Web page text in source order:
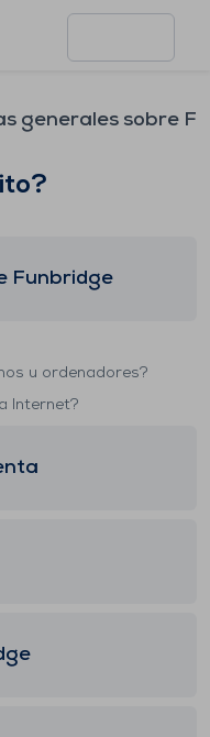
generales sobre
Funbridge
u ordenadores?
Internet?